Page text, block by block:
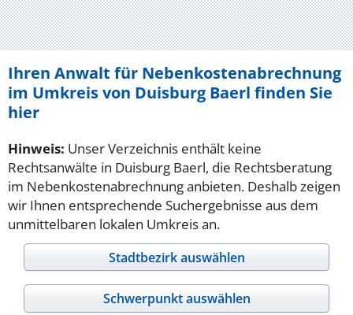
Ihren Anwalt für Nebenkostenabrechnung
im Umkreis von Duisburg Baerl finden Sie
hier
Hinweis: Unser Verzeichnis enthält keine
Rechtsanwälte in Duisburg Baerl, die Rechtsberatung
im Nebenkostenabrechnung anbieten. Deshalb zeigen
wir Ihnen entsprechende Suchergebnisse aus dem
unmittelbaren lokalen Umkreis an.
Stadtbezirk auswählen
Schwerpunkt auswählen